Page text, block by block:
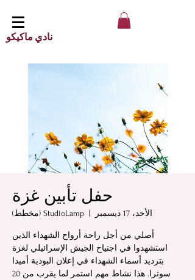
نادي ماكيكو
حفل تأبين غزة
الأحد، 17 ديسمبر StudioLamp (مخطط)
أصلي من أجل راحة أرواح الشهداء الذين
استشهدوا في اجتياح الجيش الإسرائيلي لغزة
بترديد أسماء الشهداء في إعلان البوذية أميدا
سوترا. هذا نشاط مهم استمر لما يقرب من 20